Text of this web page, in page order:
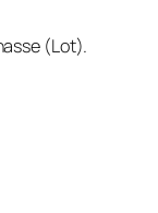
(Lot).